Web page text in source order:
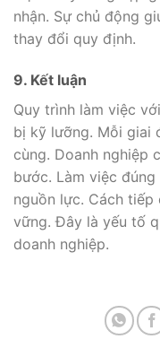
nhận. Sự chủ động
thay đổi quy định.
9. Kết luận
Quy trình làm việc
bị kỹ lưỡng. Mỗi giai
cùng. Doanh nghiệp
bước. Làm việc
nguồn lực. Cách
vững. Đây là yếu tố
doanh nghiệp.